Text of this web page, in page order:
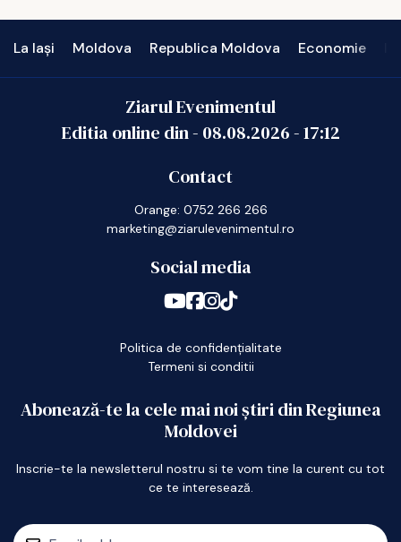
La Iași Moldova Republica Moldova Economie
Ziarul Evenimentul
Editia online din - 08.08.2026-17:12
Contact
Orange: 0752 266 266
marketing@ziarulevenimentul.ro
Social media
Politica de confidențialitate
Termeni si conditii
Abonează-te la cele mai noi știri din Regiunea
Moldovei
Inscrie-te la newsletterul nostru si te vom tine la curent cu tot
ce te interesează.